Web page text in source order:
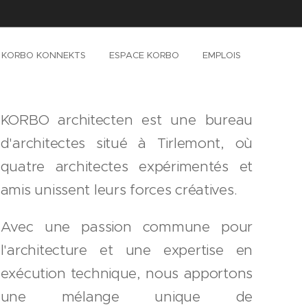
KORBO KONNEKTS ESPACE KORBO EMPLOIS
KORBO architecten est une bureau
d'architectes situé à Tirlemont, où
quatre architectes expérimentés et
amis unissent leurs forces créatives.
Avec une passion commune pour
l'architecture et une expertise en
exécution technique, nous apportons
une mélange unique de